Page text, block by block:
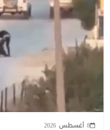
8 أغسطس 2026